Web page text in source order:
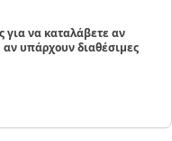
για να καταλάβετε αν
αν υπάρχουν διαθέσιμες